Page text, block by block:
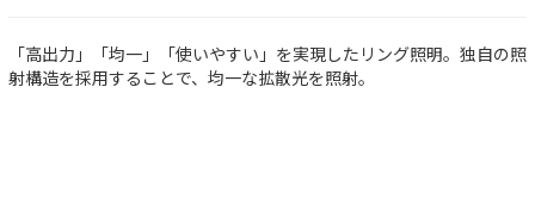
「高出力」「均一」「使いやすい」を実現したリング照明。独自の照
射構造を採用することで、均一な拡散光を照射。